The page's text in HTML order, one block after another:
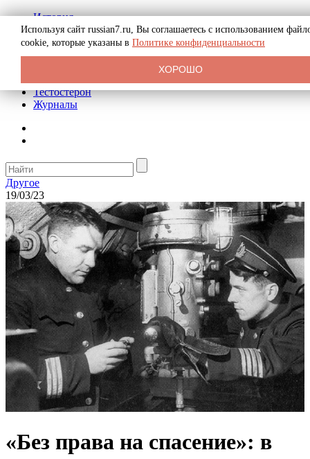
История
Биография
Криминал
Реклама на сайте
Тестостерон
Журналы
Другое
19/03/23
«Без права на спасение»: в
Используя сайт russian7.ru, Вы соглашаетесь с использованием
cookie, которые указаны в Политике конфиденциальности
ХОРОШО